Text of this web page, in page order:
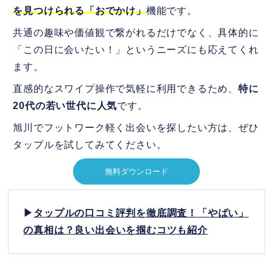
を見つけられる「おでかけ」機能です。
共通の趣味や価値観で繋がれるだけでなく、具体的に
「この日に会いたい！」というニーズにも応えてくれ
ます。
直感的なスワイプ操作で気軽に利用できるため、特に
20代の若い世代に人気です。
旭川でフットワーク軽く出会いを探したい方は、ぜひ
タップルを試してみてください。
無料ダウンロード
▶ タップルの口コミ評判を徹底調査！「やばい」
の真相は？良い出会いを掴むコツも紹介